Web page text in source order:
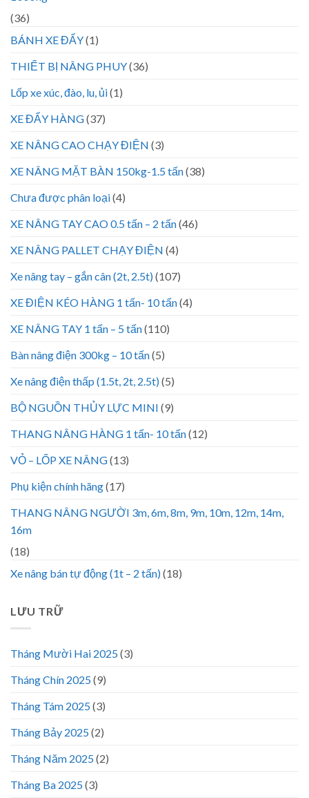
(36)
BÁNH XE ĐẨY(1)
THIẾT BỊ NÂNG PHUY(36)
Lốp xe xúc, đào, lu, ủi(1)
XE ĐẨY HÀNG(37)
XE NÂNG CAO CHẠY ĐIỆN (3)
XE NÂNG MẶT BÀN 150kg-1.5 tấn(38)
Chưa được phân loại(4)
XE NÂNG TAY CAO 0.5 tấn – 2 tấn(46)
XE NÂNG PALLET CHẠY ĐIỆN (4)
Xe nâng tay – gắn cân (2t, 2.5t)(107)
XE ĐIỆN KÉO HÀNG 1 tấn- 10 tấn(4)
XE NÂNG TAY 1 tấn – 5 tấn(110)
Bàn nâng điện 300kg – 10 tấn(5)
Xe nâng điện thấp (1.5t, 2t, 2.5t)(5)
BỘ NGUỒN THỦY LỰC MINI (9)
THANG NÂNG HÀNG 1 tấn- 10 tấn(12)
VỎ – LỐP XE NÂNG(13)
Phụ kiện chính hãng(17)
THANG NÂNG NGƯỜI 3m, 6m, 8m, 9m, 10m, 12m, 14m,
16m
(18)
Xe nâng bán tự động (1t – 2 tấn)(18)
LƯU TRỮ
Tháng Mười Hai 2025(3)
Tháng Chín 2025(9)
Tháng Tám 2025(3)
Tháng Bảy 2025(2)
Tháng Năm 2025(2)
Tháng Ba 2025(3)